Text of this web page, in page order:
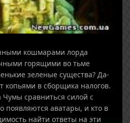
кошмарами лорда
горящими во тьме
зеленые существа? Да-
копьями в сборщика налогов.
сравниться силой с
появляются аватары, и кто в
найти ответы на эти